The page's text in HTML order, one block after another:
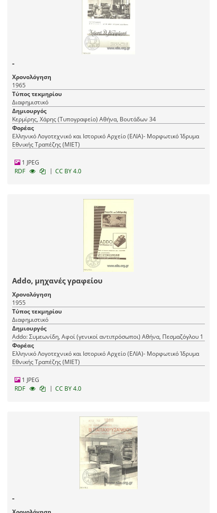
-
Χρονολόγηση
1965
Τύπος τεκμηρίου
Διαφημιστικό
Δημιουργός
Κερμίρης, Χάρης (Τυπογραφείο) Αθήνα, Βουτάδων 34
Φορέας
Ελληνικό Λογοτεχνικό και Ιστορικό Αρχείο (ΕΛΙΑ)- Μορφωτικό Ίδρυμα
Εθνικής Τραπέζης (ΜΙΕΤ)
1 JPEG
RDF
| CC BY 4.0
Addo, μηχανές γραφείου
Χρονολόγηση
1955
Τύπος τεκμηρίου
Διαφημιστικό
Δημιουργός
Addo: Συμεωνίδη, Αφοί (γενικοί αντιπρόσωποι) Αθήνα, Πεσμαζόγλου 1
Φορέας
Ελληνικό Λογοτεχνικό και Ιστορικό Αρχείο (ΕΛΙΑ)- Μορφωτικό Ίδρυμα
Εθνικής Τραπέζης (ΜΙΕΤ)
1 JPEG
RDF
| CC BY 4.0
-